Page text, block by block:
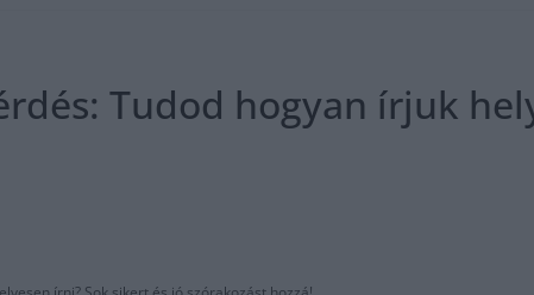
Tudod hogyan írjuk